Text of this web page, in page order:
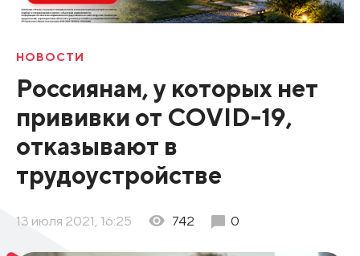
НОВОСТИ
Россиянам, у которых нет
прививки от COVID-19,
отказывают в
трудоустройстве
13 июля 2021, 16:25 742 0